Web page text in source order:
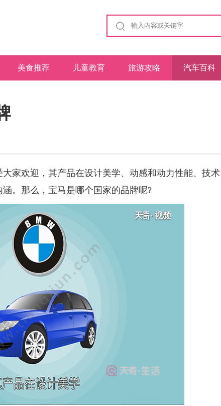
美食推荐 儿童教育 旅游攻略 汽车百科
欢迎，其产品在设计美学、动感和动力性能、技术
。那么，宝马是哪个国家的品牌呢?